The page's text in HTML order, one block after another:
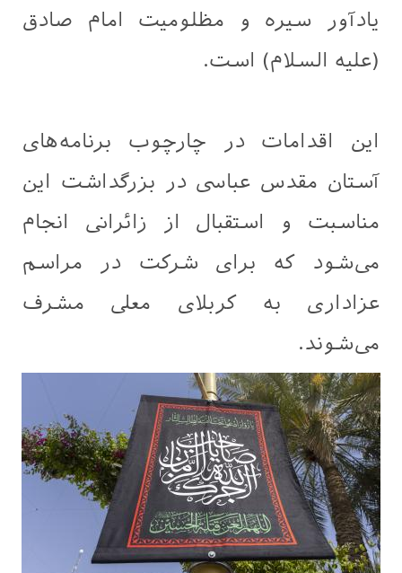
یادآور سیره و مظلومیت امام صادق
(علیه السلام) است.
این اقدامات در چارچوب برنامه‌های
آستان مقدس عباسی در بزرگداشت این
مناسبت و استقبال از زائرانی انجام
می‌شود که برای شرکت در مراسم
عزاداری به کربلای معلی مشرف
می‌شوند.